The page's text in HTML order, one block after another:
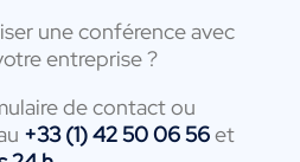
une conférence avec
entreprise ?
de contact ou
+33 (1) 42 50 06 56et